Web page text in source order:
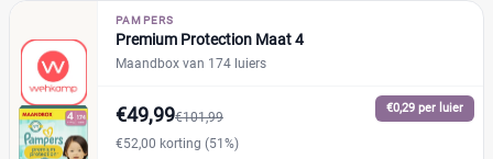
Dodot
Jumbo
Kruidvat (9)
Lupilu
Prijs per luier
€
PAMPERS
Premium Protection Maat 4
Maandbox van 174 luiers
€0,29 per luier
€49,99€101,99
€52,00 korting (51%)